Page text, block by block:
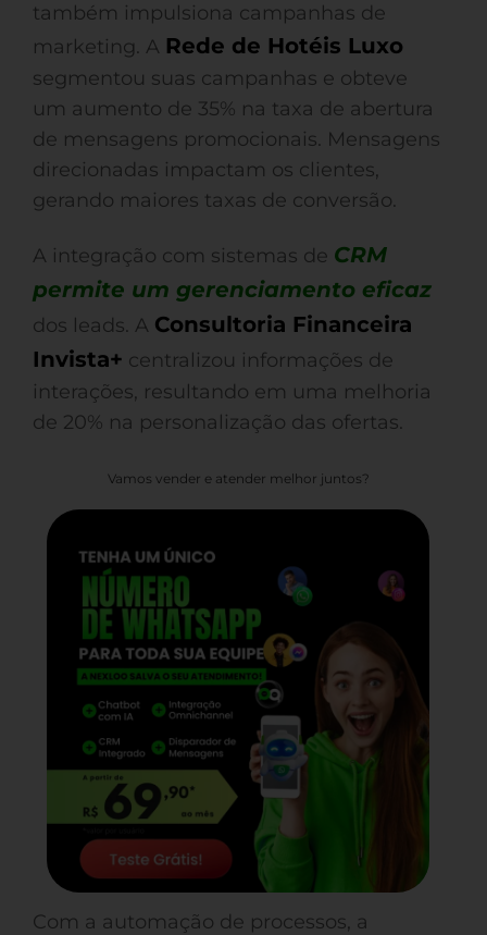
também impulsiona campanhas de
marketing. A Rede de Hotéis Luxo
segmentou suas campanhas e obteve
um aumento de 35% na taxa de abertura
de mensagens promocionais. Mensagens
direcionadas impactam os clientes,
gerando maiores taxas de conversão.
A integração com sistemas de CRM
permite um gerenciamento eficaz
dos leads. A Consultoria Financeira
Invista+ centralizou informações de
interações, resultando em uma melhoria
de 20% na personalização das ofertas.
Vamos vender e atender melhor juntos?
Com a automação de processos, a